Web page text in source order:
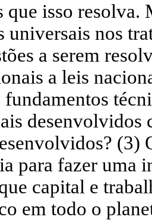
que isso resolva.
universais nos
a serem
a leis
fundamentos
desenvolvidos
(3)
para fazer uma
capital e
em todo o